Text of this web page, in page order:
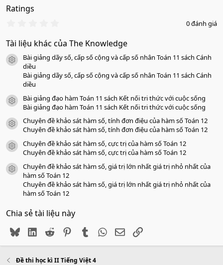
Ratings
0
0
a
0 đánh giá
Tài liệu khác của The Knowledge
icon tài liệu
Bài giảng dãy số, cấp số cộng và cấp số nhân Toán 11 sách Cánh
diều
Bài giảng dãy số, cấp số cộng và cấp số nhân Toán 11 sách Cánh
diều
icon tài liệu
Bài giảng đạo hàm Toán 11 sách Kết nối tri thức với cuộc sống
Bài giảng đạo hàm Toán 11 sách Kết nối tri thức với cuộc sống
icon tài liệu
Chuyên đề khảo sát hàm số, tính đơn điệu của hàm số Toán 12
Chuyên đề khảo sát hàm số, tính đơn điệu của hàm số Toán 12
icon tài liệu
Chuyên đề khảo sát hàm số, cực trị của hàm số Toán 12
Chuyên đề khảo sát hàm số, cực trị của hàm số Toán 12
icon tài liệu
Chuyên đề khảo sát hàm số, giá trị lớn nhất giá trị nhỏ nhất của
hàm số Toán 12
Chuyên đề khảo sát hàm số, giá trị lớn nhất giá trị nhỏ nhất của
hàm số Toán 12
Chia sẻ tài liệu này
BlueskyLinkedIn
Reddit PinterestTumblr WhatsApp
EmailLink
Đề thi học kì II Tiếng Việt 4